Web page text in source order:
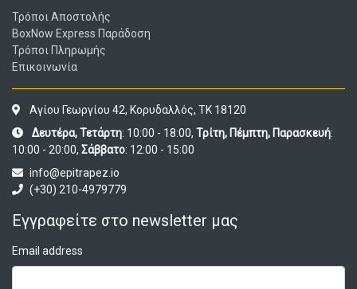
Τρόποι Αποστολής
BoxNow Express Παράδοση
Τρόποι Πληρωμής
Επικοινωνία
Αγίου Γεωργίου 42, Κορυδαλλός, ΤΚ 18120
Δευτέρα, Τετάρτη: 10:00 - 18:00, Τρίτη, Πέμπτη, Παρασκευή:
10:00 - 20:00, Σάββατο: 12:00 - 15:00
info@epitrapez.io
(+30) 210-4979779
Εγγραφείτε στο newsletter μας
Email address